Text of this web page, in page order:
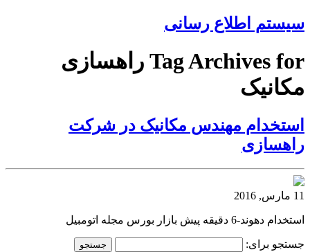
سیستم اطلاع رسانی
Tag Archives for راهسازی
مکانیک
استخدام مهندس مکانیک در شرکت
راهسازی
11 مارس, 2016
استخدام دهوند-6 دقیقه پیش بازار بورس مجله اتومبیل
جستجو برای: